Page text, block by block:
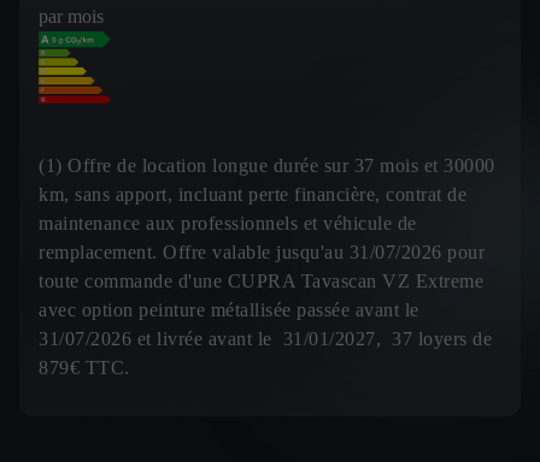
par mois
(1) Offre de location longue durée sur 37 mois et 30000
km, sans apport, incluant perte financière, contrat de
maintenance aux professionnels et véhicule de
remplacement. Offre valable jusqu'au 31/07/2026 pour
toute commande d'une CUPRA Tavascan VZ Extreme
avec option peinture métallisée passée avant le
31/07/2026 et livrée avant le 31/01/2027, 37 loyers de
879€ TTC.